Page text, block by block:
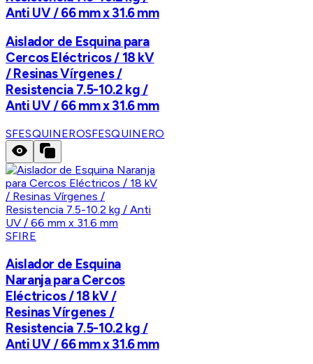
Anti UV / 66 mm x 31.6 mm
Aislador de Esquina para
Cercos Eléctricos / 18 kV
/ Resinas Vírgenes /
Resistencia 7.5-10.2 kg /
Anti UV / 66 mm x 31.6 mm
SFESQUINEROSFESQUINERO
SFIRE
Aislador de Esquina
Naranja para Cercos
Eléctricos / 18 kV /
Resinas Vírgenes /
Resistencia 7.5-10.2 kg /
Anti UV / 66 mm x 31.6 mm